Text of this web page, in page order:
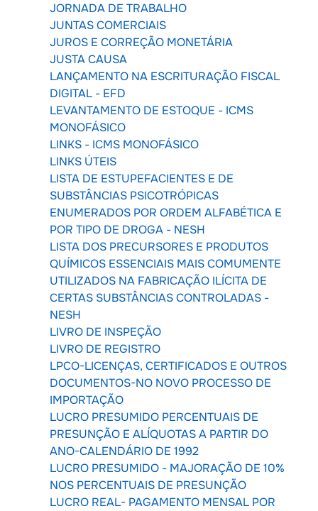
JORNADA DE TRABALHO
JUNTAS COMERCIAIS
JUROS E CORREÇÃO MONETÁRIA
JUSTA CAUSA
LANÇAMENTO NA ESCRITURAÇÃO FISCAL
DIGITAL - EFD
LEVANTAMENTO DE ESTOQUE - ICMS
MONOFÁSICO
LINKS - ICMS MONOFÁSICO
LINKS ÚTEIS
LISTA DE ESTUPEFACIENTES E DE
SUBSTÂNCIAS PSICOTRÓPICAS
ENUMERADOS POR ORDEM ALFABÉTICA E
POR TIPO DE DROGA - NESH
LISTA DOS PRECURSORES E PRODUTOS
QUÍMICOS ESSENCIAIS MAIS COMUMENTE
UTILIZADOS NA FABRICAÇÃO ILÍCITA DE
CERTAS SUBSTÂNCIAS CONTROLADAS -
NESH
LIVRO DE INSPEÇÃO
LIVRO DE REGISTRO
LPCO-LICENÇAS, CERTIFICADOS E OUTROS
DOCUMENTOS-NO NOVO PROCESSO DE
IMPORTAÇÃO
LUCRO PRESUMIDO PERCENTUAIS DE
PRESUNÇÃO E ALÍQUOTAS A PARTIR DO
ANO-CALENDÁRIO DE 1992
LUCRO PRESUMIDO - MAJORAÇÃO DE 10%
NOS PERCENTUAIS DE PRESUNÇÃO
LUCRO REAL- PAGAMENTO MENSAL POR